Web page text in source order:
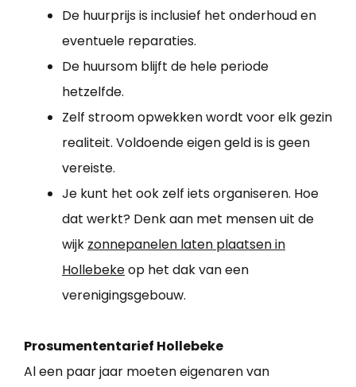
De huurprijs is inclusief het onderhoud en
eventuele reparaties.
De huursom blijft de hele periode
hetzelfde.
Zelf stroom opwekken wordt voor elk gezin
realiteit. Voldoende eigen geld is is geen
vereiste.
Je kunt het ook zelf iets organiseren. Hoe
dat werkt? Denk aan met mensen uit de
wijk zonnepanelen laten plaatsen in
Hollebekeop het dak van een
verenigingsgebouw.
Prosumententarief Hollebeke
Al een paar jaar moeten eigenaren van